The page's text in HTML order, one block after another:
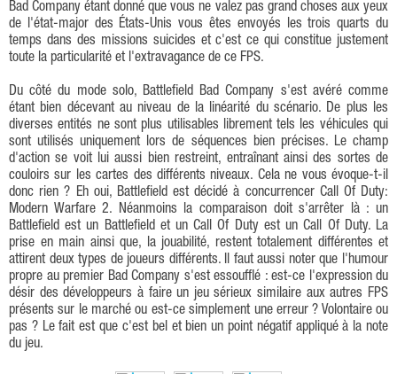
Bad Company étant donné que vous ne valez pas grand choses aux yeux
de l'état-major des États-Unis vous êtes envoyés les trois quarts du
temps dans des missions suicides et c'est ce qui constitue justement
toute la particularité et l'extravagance de ce FPS.
Du côté du mode solo, Battlefield Bad Company s'est avéré comme
étant bien décevant au niveau de la linéarité du scénario. De plus les
diverses entités ne sont plus utilisables librement tels les véhicules qui
sont utilisés uniquement lors de séquences bien précises. Le champ
d'action se voit lui aussi bien restreint, entraînant ainsi des sortes de
couloirs sur les cartes des différents niveaux. Cela ne vous évoque-t-il
donc rien ? Eh oui, Battlefield est décidé à concurrencer Call Of Duty:
Modern Warfare 2. Néanmoins la comparaison doit s'arrêter là : un
Battlefield est un Battlefield et un Call Of Duty est un Call Of Duty. La
prise en main ainsi que, la jouabilité, restent totalement différentes et
attirent deux types de joueurs différents. Il faut aussi noter que l'humour
propre au premier Bad Company s'est essoufflé : est-ce l'expression du
désir des développeurs à faire un jeu sérieux similaire aux autres FPS
présents sur le marché ou est-ce simplement une erreur ? Volontaire ou
pas ? Le fait est que c'est bel et bien un point négatif appliqué à la note
du jeu.